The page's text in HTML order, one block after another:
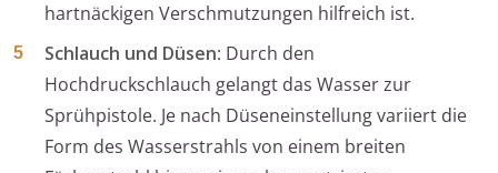
hartnäckigen Verschmutzungen hilfreich ist.
Schlauch und Düsen: Durch den
Hochdruckschlauch gelangt das Wasser zur
Sprühpistole. Je nach Düseneinstellung variiert die
Form des Wasserstrahls von einem breiten